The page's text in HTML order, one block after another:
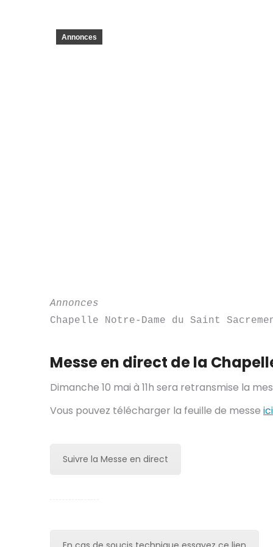
Annonces
Annonces
Chapelle Notre-Dame du Saint
Messe en direct de la
Dimanche 10 mai à 11h sera retransmise la
Vous pouvez télécharger la feuille de messe ici
Suivre la Messe en direct